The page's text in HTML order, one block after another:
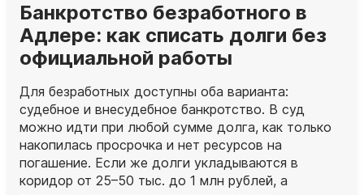
Банкротство безработного в
Адлере: как списать долги без
официальной работы
Для безработных доступны оба варианта:
судебное и внесудебное банкротство. В суд
можно идти при любой сумме долга, как только
накопилась просрочка и нет ресурсов на
погашение. Если же долги укладываются в
коридор от 25–50 тыс. до 1 млн рублей, а